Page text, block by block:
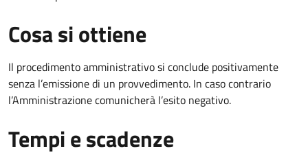
Cosa si ottiene
Il procedimento amministrativo si conclude positivamente
senza l’emissione di un provvedimento. In caso contrario
l’Amministrazione comunicherà l’esito negativo.
Tempi e scadenze